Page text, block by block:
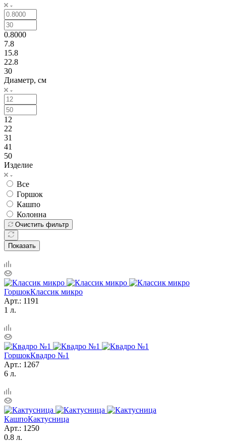
0.8000
7.8
15.8
22.8
30
Диаметр, см
12
22
31
41
50
Изделие
Все
Горшок
Кашпо
Колонна
Очистить фильтр
Показать
ГоршокКлассик микро
Арт.: 1191
1 л.
ГоршокКвадро №1
Арт.: 1267
6 л.
КашпоКактусница
Арт.: 1250
0.8 л.